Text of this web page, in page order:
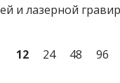
и лазерной
12 24 48 96